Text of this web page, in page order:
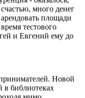
много денег
площади
тестового
и Евгений ему до
Новой
в библиотеках